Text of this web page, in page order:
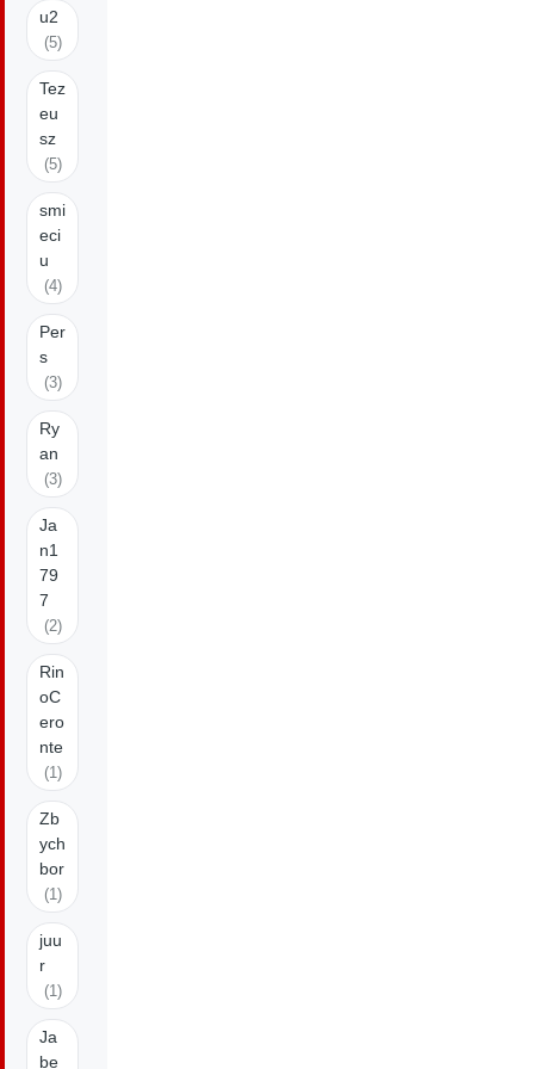
u2
(5)
Tez
eu
sz
(5)
smi
eci
u
(4)
Per
s
(3)
Ry
an
(3)
Ja
n1
79
7
(2)
Rin
oC
ero
nte
(1)
Zb
ych
bor
(1)
juu
r
(1)
Ja
be